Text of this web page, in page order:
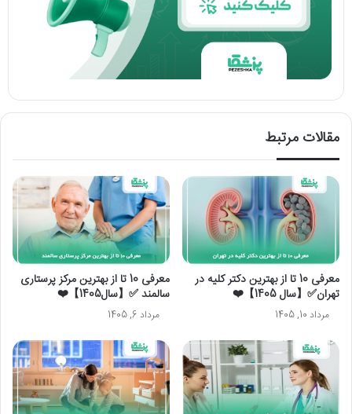
مقالات مرتبط
معرفی 10 تا از بهترین دکتر کلیه در
تهران✅【سال 1405】❤️
مرداد 10, 1405
معرفی 10 تا از بهترین مرکز پرستاری
سالمند ✅【سال1405】❤️
مرداد 6, 1405